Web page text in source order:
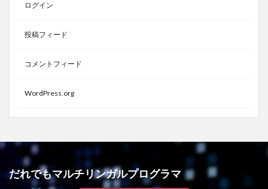
ログイン
投稿フィード
コメントフィード
WordPress.org
だれでもマルチリンガルプログラマ